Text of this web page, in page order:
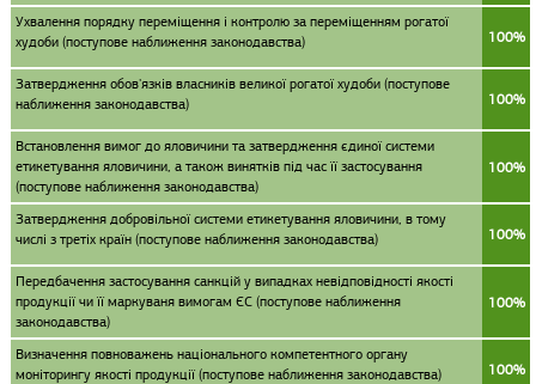
Ухвалення порядку переміщення і контролю за переміщенням рогатої
худоби (поступове наближення законодавства)
100%
Затвердження обов'язків власників великої рогатої худоби (поступове
наближення законодавства)
100%
Встановлення вимог до яловичини та затвердження єдиної системи
етикетування яловичини, а також винятків під час її застосування
(поступове наближення законодавства)
100%
Затвердження добровільної системи етикетування яловичини, в тому
числі з третіх країн (поступове наближення законодавства)
100%
Передбачення застосування санкцій у випадках невідповідності якості
продукції чи її маркуваня вимогам ЄС (поступове наближення
законодавства)
100%
Визначення повноважень національного компетентного органу
моніторингу якості продукції (поступове наближення законодавства)
100%